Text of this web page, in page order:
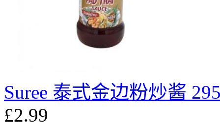
Suree 泰式金边粉炒酱
£2.99